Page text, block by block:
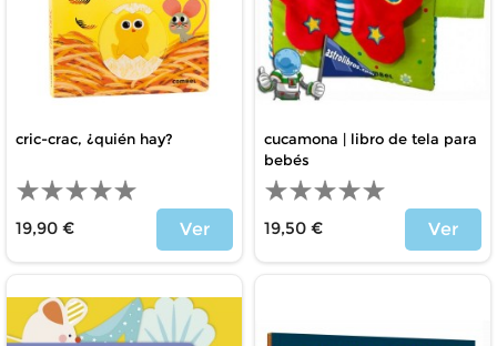
cric-crac, ¿quién hay?
19,90 €
Ver
cucamona | libro de tela para
bebés
19,50 €
Ver